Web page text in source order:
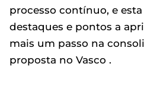
processo contínuo, e
destaques e pontos a
mais um passo na
proposta no Vasco .